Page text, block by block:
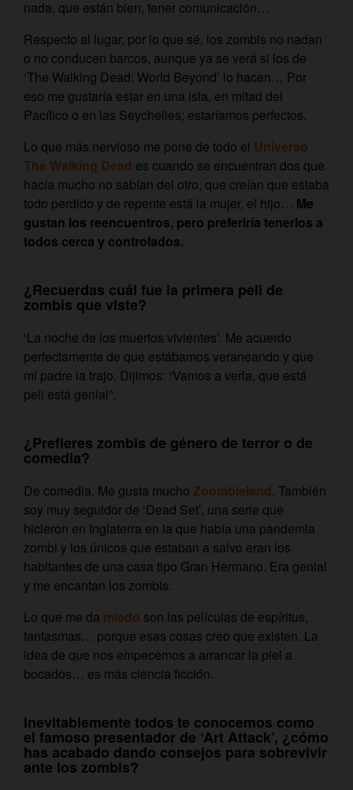
nada, que están bien, tener comunicación…
Respecto al lugar, por lo que sé, los zombis no nadan
o no conducen barcos, aunque ya se verá si los de
‘The Walking Dead: World Beyond’ lo hacen… Por
eso me gustaría estar en una isla, en mitad del
Pacífico o en las Seychelles; estaríamos perfectos.
Lo que más nervioso me pone de todo el Universo
The Walking Dead es cuando se encuentran dos que
hacía mucho no sabían del otro, que creían que estaba
todo perdido y de repente está la mujer, el hijo… Me
gustan los reencuentros, pero preferiría tenerlos a
todos cerca y controlados.
¿Recuerdas cuál fue la primera peli de
zombis que viste?
‘La noche de los muertos vivientes’. Me acuerdo
perfectamente de que estábamos veraneando y que
mi padre la trajo. Dijimos: “Vamos a verla, que está
peli está genial”.
¿Prefieres zombis de género de terror o de
comedia?
De comedia. Me gusta mucho Zoombieland. También
soy muy seguidor de ‘Dead Set’, una serie que
hicieron en Inglaterra en la que había una pandemia
zombi y los únicos que estaban a salvo eran los
habitantes de una casa tipo Gran Hermano. Era genial
y me encantan los zombis.
Lo que me da miedo son las películas de espíritus,
fantasmas… porque esas cosas creo que existen. La
idea de que nos empecemos a arrancar la piel a
bocados… es más ciencia ficción.
Inevitablemente todos te conocemos como
el famoso presentador de ‘Art Attack’, ¿cómo
has acabado dando consejos para sobrevivir
ante los zombis?